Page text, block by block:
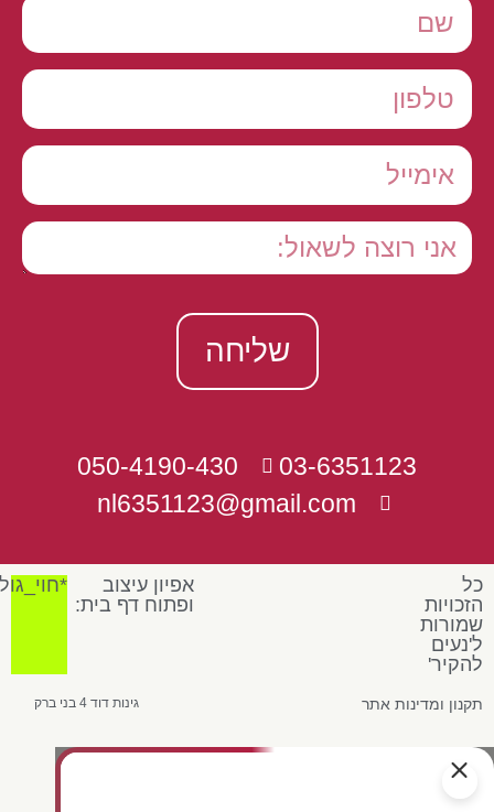
שליחה
03-6351123
050-4190-430
nl6351123@gmail.com
כל
הזכויות
שמורות
ל'נעים
להקיר'
אפיון עיצוב
ופתוח דף בית:
תקנון ומדינות אתר גינות דוד 4 בני ברק